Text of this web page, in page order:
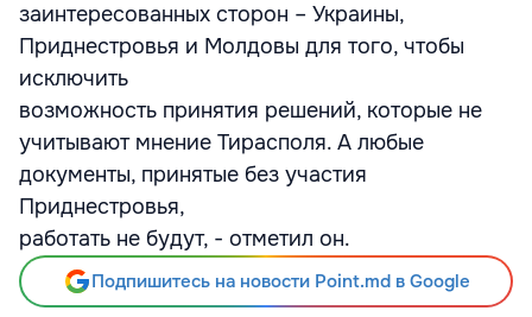
заинтересованных сторон – Украины,
Приднестровья и Молдовы для того, чтобы
исключить
возможность принятия решений, которые не
учитывают мнение Тирасполя. А любые
документы, принятые без участия
Приднестровья,
работать не будут, - отметил он.
Подпишитесь на новости Point.md в Google